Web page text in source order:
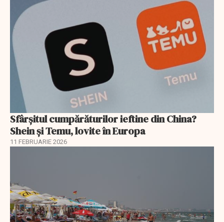
Sfârșitul cumpărăturilor ieftine din China?
Shein și Temu, lovite în Europa
11 FEBRUARIE 2026